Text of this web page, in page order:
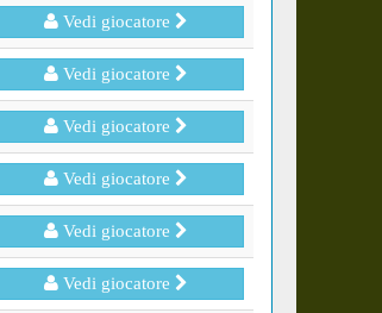
Vedi giocatore
Vedi giocatore
Vedi giocatore
Vedi giocatore
Vedi giocatore
Vedi giocatore